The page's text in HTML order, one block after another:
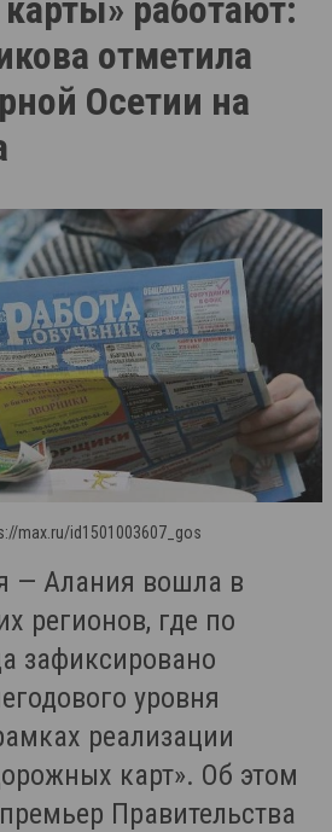
работают:
отметила
Осетии на
max.ru/id1501003607_gos
— Алания вошла в
регионов, где по
зафиксировано
уровня
реализации
карт». Об этом
Правительства